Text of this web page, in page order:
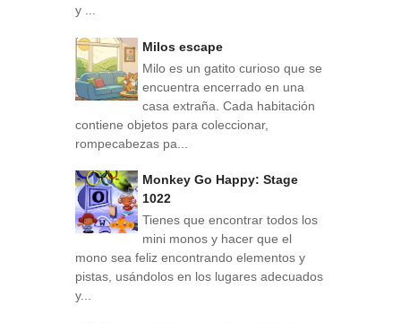
y ...
Milos escape
Milo es un gatito curioso que se
encuentra encerrado en una
casa extraña. Cada habitación
contiene objetos para coleccionar,
rompecabezas pa...
Monkey Go Happy: Stage
1022
Tienes que encontrar todos los
mini monos y hacer que el
mono sea feliz encontrando elementos y
pistas, usándolos en los lugares adecuados
y...